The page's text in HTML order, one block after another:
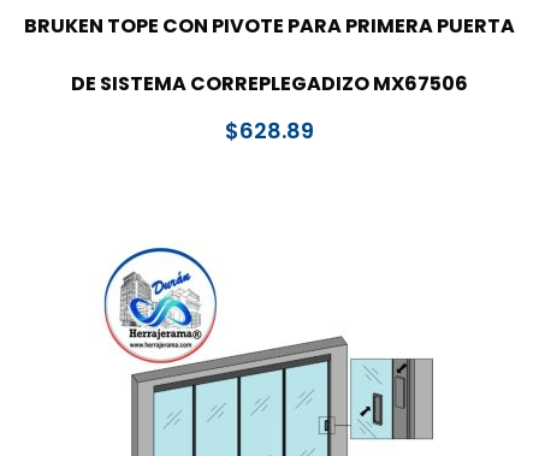
BRUKEN TOPE CON PIVOTE PARA PRIMERA PUERTA
DE SISTEMA CORREPLEGADIZO MX67506
$628.89